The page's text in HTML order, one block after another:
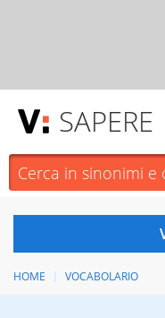
SAPERE
HOME VOCABOLARIO